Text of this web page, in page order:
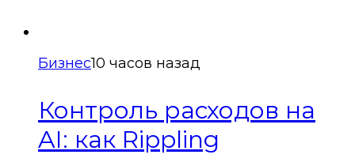
Бизнес10 часов назад
Контроль расходов на
AI: как Rippling